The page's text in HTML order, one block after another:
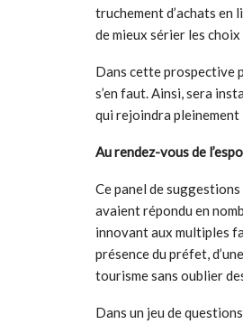
truchement d’achats
de mieux sérier les
Dans cette prospective
s’en faut. Ainsi, sera
qui rejoindra pleinement
Au rendez-vous de
Ce panel de
avaient répondu en
innovant aux multiples
présence du préfet,
tourisme sans oublier
Dans un jeu de